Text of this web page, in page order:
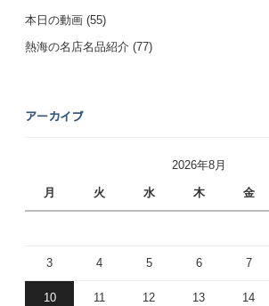
本日の動画 (55)
熱海の名店名品紹介 (77)
アーカイブ
2026年8月
月 火 水 木 金
3 4 5 6 7
10 11 12 13 14